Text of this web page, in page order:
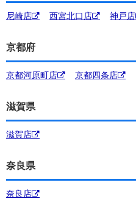
尼崎店 西宮北口店 神戸店
京都府
京都河原町店 京都四条店
滋賀県
滋賀店
奈良県
奈良店